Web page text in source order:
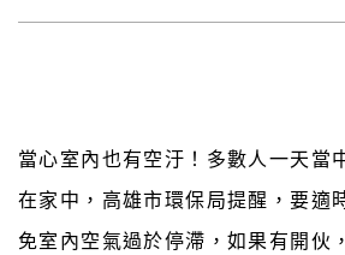
當心室內也有空汙！多數人一天當
在家中，高雄市環保局提醒，要適
免室內空氣過於停滯，如果有開伙